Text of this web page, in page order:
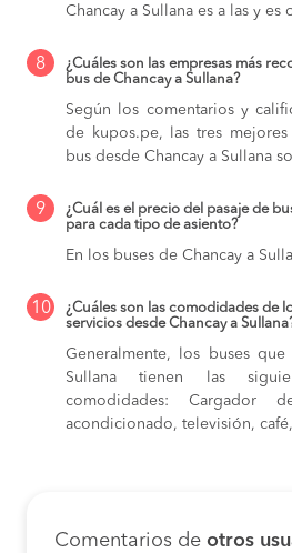
Chancay a Sullana es a las y
8
¿Cuáles son las empresas más
bus de Chancay a Sullana?
Según los comentarios y
de kupos.pe, las tres mejores
bus desde Chancay a Sullana
9
¿Cuál es el precio del pasaje de
para cada tipo de asiento?
En los buses de Chancay a
10
¿Cuáles son las comodidades de
servicios desde Chancay a
Generalmente, los buses
Sullana tienen las
comodidades: Cargador
acondicionado, televisión,
Comentarios de otros